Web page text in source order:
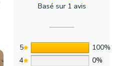
Basé sur 1 avis
5
100%
4
0%